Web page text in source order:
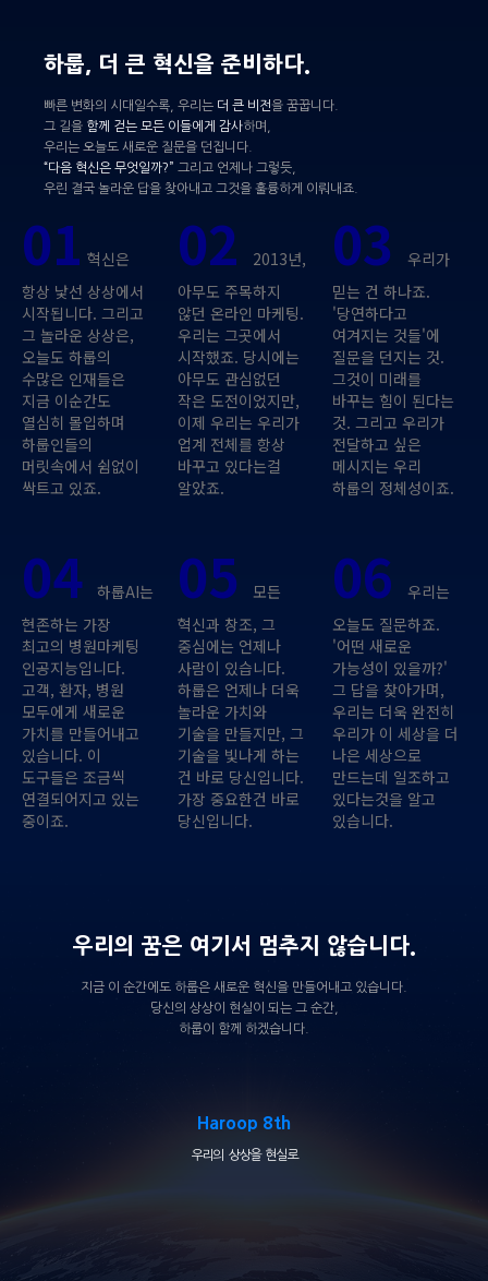
하룹, 더 큰 혁신을 준비하다.
빠른 변화의 시대일수록, 우리는 더 큰 비전을 꿈꿉니다.
그 길을 함께 걷는 모든 이들에게 감사하며,
우리는 오늘도 새로운 질문을 던집니다.
“다음 혁신은 무엇일까?” 그리고 언제나 그렇듯,
우린 결국 놀라운 답을 찾아내고 그것을 훌륭하게 이뤄내죠.
01 혁신은
항상 낯선 상상에서
시작됩니다. 그리고
그 놀라운 상상은,
오늘도 하룹의
수많은 인재들은
지금 이순간도
열심히 몰입하며
하룹인들의
머릿속에서 쉼없이
싹트고 있죠.
02
2013년,
아무도 주목하지
않던 온라인 마케팅.
우리는 그곳에서
시작했죠. 당시에는
아무도 관심없던
작은 도전이었지만,
이제 우리는 우리가
업계 전체를 항상
바꾸고 있다는걸
알았죠.
03우리가
믿는 건 하나죠.
'당연하다고
여겨지는 것들'에
질문을 던지는 것.
그것이 미래를
바꾸는 힘이 된다는
것. 그리고 우리가
전달하고 싶은
메시지는 우리
하룹의 정체성이죠.
04
하룹AI는
현존하는 가장
최고의 병원마케팅
인공지능입니다.
고객, 환자, 병원
모두에게 새로운
가치를 만들어내고
있습니다. 이
도구들은 조금씩
연결되어지고 있는
중이죠.
05
모든
혁신과 창조, 그
중심에는 언제나
사람이 있습니다.
하룹은 언제나 더욱
놀라운 가치와
기술을 만들지만, 그
기술을 빛나게 하는
건 바로 당신입니다.
가장 중요한건 바로
당신입니다.
06우리는
오늘도 질문하죠.
'어떤 새로운
가능성이 있을까?'
그 답을 찾아가며,
우리는 더욱 완전히
우리가 이 세상을 더
나은 세상으로
만드는데 일조하고
있다는것을 알고
있습니다.
우리의 꿈은 여기서 멈추지 않습니다.
지금 이 순간에도 하룹은 새로운 혁신을 만들어내고 있습니다.
당신의 상상이 현실이 되는 그 순간,
하룹이 함께 하겠습니다.
Haroop 8th
우리의 상상을 현실로